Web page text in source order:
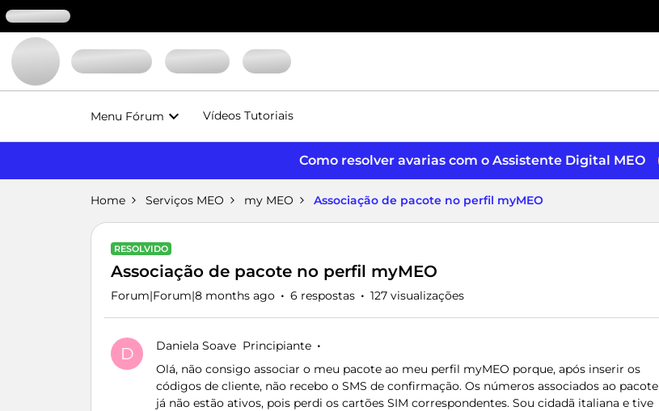
Menu Fórum Vídeos Tutoriais
Como resolver avarias com o Assistente Digital MEO
Home Serviços MEO my MEO Associação de pacote no perfil myMEO
RESOLVIDO
Associação de pacote no perfil myMEO
Forum|Forum|8 months ago 6 respostas 127 visualizações
D Daniela Soave Principiante
Olá, não consigo associar o meu pacote ao meu perfil myMEO porque, após inserir os
códigos de cliente, não recebo o SMS de confirmação. Os números associados ao pacote
já não estão ativos, pois perdi os cartões SIM correspondentes. Sou cidadã italiana e tive